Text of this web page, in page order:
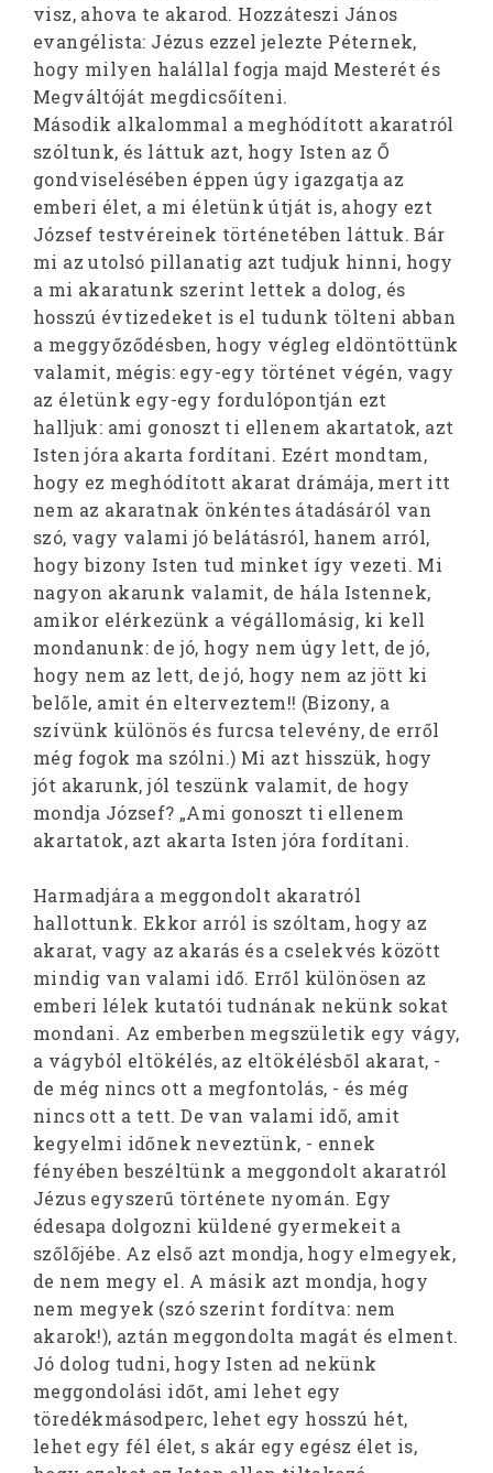
visz, ahova te akarod. Hozzáteszi János
evangélista: Jézus ezzel jelezte Péternek,
hogy milyen halállal fogja majd Mesterét és
Megváltóját megdicsőíteni.
Második alkalommal a meghódított akaratról
szóltunk, és láttuk azt, hogy Isten az Ő
gondviselésében éppen úgy igazgatja az
emberi élet, a mi életünk útját is, ahogy ezt
József testvéreinek történetében láttuk. Bár
mi az utolsó pillanatig azt tudjuk hinni, hogy
a mi akaratunk szerint lettek a dolog, és
hosszú évtizedeket is el tudunk tölteni abban
a meggyőződésben, hogy végleg eldöntöttünk
valamit, mégis: egy-egy történet végén, vagy
az életünk egy-egy fordulópontján ezt
halljuk: ami gonoszt ti ellenem akartatok, azt
Isten jóra akarta fordítani. Ezért mondtam,
hogy ez meghódított akarat drámája, mert itt
nem az akaratnak önkéntes átadásáról van
szó, vagy valami jó belátásról, hanem arról,
hogy bizony Isten tud minket így vezeti. Mi
nagyon akarunk valamit, de hála Istennek,
amikor elérkezünk a végállomásig, ki kell
mondanunk: de jó, hogy nem úgy lett, de jó,
hogy nem az lett, de jó, hogy nem az jött ki
belőle, amit én elterveztem!! (Bizony, a
szívünk különös és furcsa televény, de erről
még fogok ma szólni.) Mi azt hisszük, hogy
jót akarunk, jól teszünk valamit, de hogy
mondja József? „Ami gonoszt ti ellenem
akartatok, azt akarta Isten jóra fordítani.
Harmadjára a meggondolt akaratról
hallottunk. Ekkor arról is szóltam, hogy az
akarat, vagy az akarás és a cselekvés között
mindig van valami idő. Erről különösen az
emberi lélek kutatói tudnának nekünk sokat
mondani. Az emberben megszületik egy vágy,
a vágyból eltökélés, az eltökélésből akarat, -
de még nincs ott a megfontolás, - és még
nincs ott a tett. De van valami idő, amit
kegyelmi időnek neveztünk, - ennek
fényében beszéltünk a meggondolt akaratról
Jézus egyszerű története nyomán. Egy
édesapa dolgozni küldené gyermekeit a
szőlőjébe. Az első azt mondja, hogy elmegyek,
de nem megy el. A másik azt mondja, hogy
nem megyek (szó szerint fordítva: nem
akarok!), aztán meggondolta magát és elment.
Jó dolog tudni, hogy Isten ad nekünk
meggondolási időt, ami lehet egy
töredékmásodperc, lehet egy hosszú hét,
lehet egy fél élet, s akár egy egész élet is,